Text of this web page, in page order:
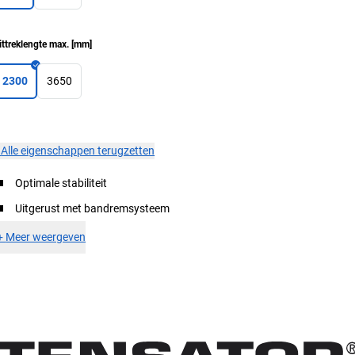
max. [mm]
2300 3650
Alle eigenschappen terugzetten
Optimale stabiliteit
Uitgerust met bandremsysteem
Meer weergeven